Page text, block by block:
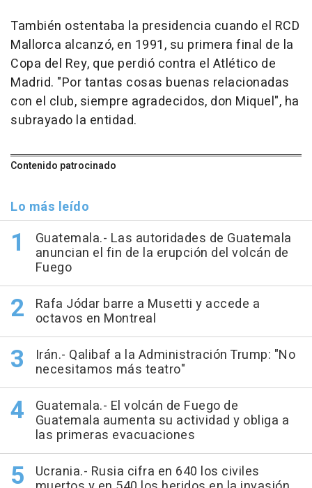
También ostentaba la presidencia cuando el RCD
Mallorca alcanzó, en 1991, su primera final de la
Copa del Rey, que perdió contra el Atlético de
Madrid. "Por tantas cosas buenas relacionadas
con el club, siempre agradecidos, don Miquel", ha
subrayado la entidad.
Contenido patrocinado
Lo más leído
Guatemala.- Las autoridades de Guatemala
anuncian el fin de la erupción del volcán de
Fuego
Rafa Jódar barre a Musetti y accede a
octavos en Montreal
Irán.- Qalibaf a la Administración Trump: "No
necesitamos más teatro"
Guatemala.- El volcán de Fuego de
Guatemala aumenta su actividad y obliga a
las primeras evacuaciones
Ucrania.- Rusia cifra en 640 los civiles